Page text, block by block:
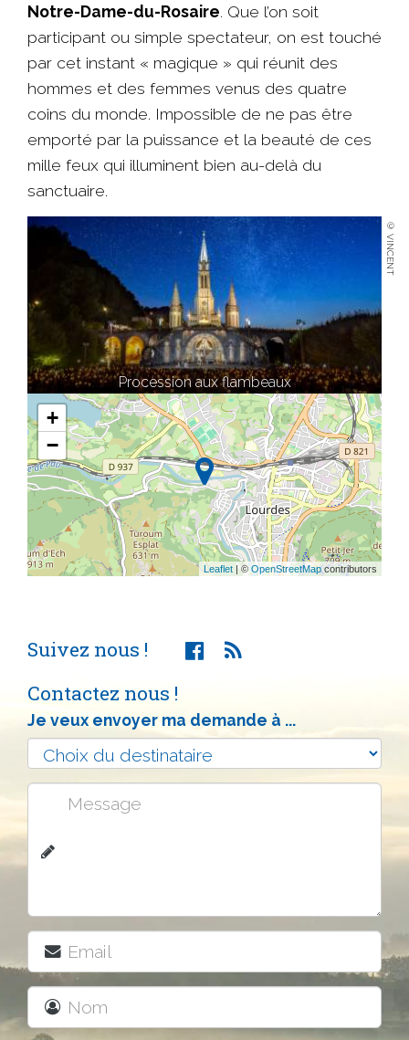
Notre-Dame-du-Rosaire. Que l’on soit
participant ou simple spectateur, on est touché
par cet instant « magique » qui réunit des
hommes et des femmes venus des quatre
coins du monde. Impossible de ne pas être
emporté par la puissance et la beauté de ces
mille feux qui illuminent bien au-delà du
sanctuaire.
© VINCENT
Procession aux flambeaux
+
−
Leaflet | © OpenStreetMapcontributors
Suivez nous !
Contactez nous !
Je veux envoyer ma demande à ...